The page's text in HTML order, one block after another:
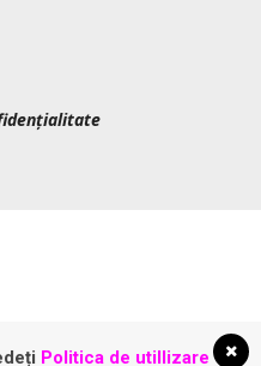
Politica de utillizare